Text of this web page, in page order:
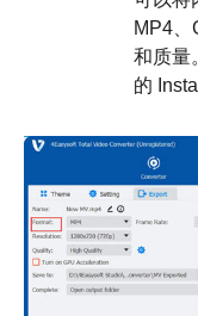
MP4
和质量
的